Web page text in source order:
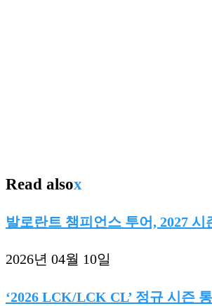
Read alsox
발로란트 챔피언스 투어, 2027 시
2026년 04월 10일
‘2026 LCK/LCK CL’ 정규 시즌